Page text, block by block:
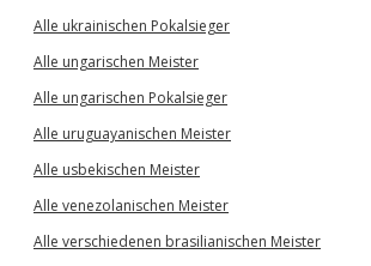
Alle ukrainischen Pokalsieger
Alle ungarischen Meister
Alle ungarischen Pokalsieger
Alle uruguayanischen Meister
Alle usbekischen Meister
Alle venezolanischen Meister
Alle verschiedenen brasilianischen Meister